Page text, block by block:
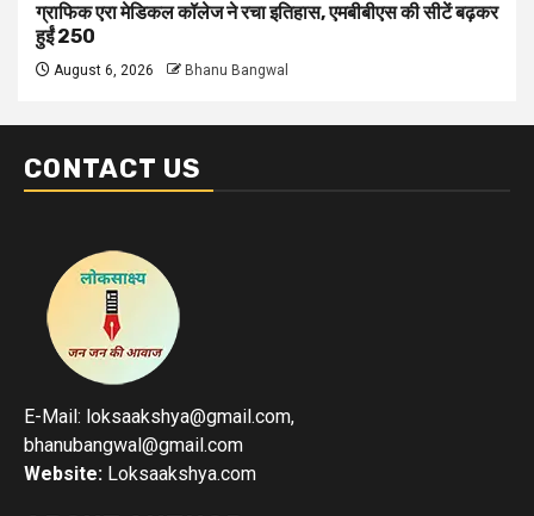
ग्राफिक एरा मेडिकल कॉलेज ने रचा इतिहास, एमबीबीएस की सीटें बढ़कर
हुईं 250
August 6, 2026 Bhanu Bangwal
CONTACT US
E-Mail: loksaakshya@gmail.com,
bhanubangwal@gmail.com
Website: Loksaakshya.com